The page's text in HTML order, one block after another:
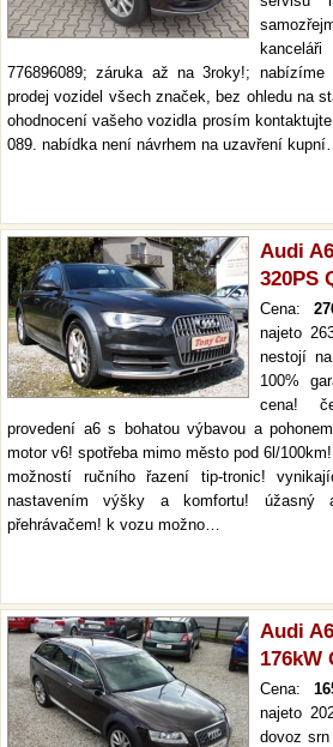
776896089; záruka až na 3roky!;
prodej vozidel všech značek, bez ohledu na
ohodnocení vašeho vozidla prosím
089. nabídka není návrhem na uzavření
Audi
320PS
Cena:
najeto
nestojí
100%
cena!
provedení a6 s bohatou výbavou a
motor v6! spotřeba mimo město pod 6l/
možností ručního řazení tip-tronic!
nastavením výšky a komfortu! úžasný
přehrávačem! k vozu možno…
Audi
176kW
Cena:
najeto
dovoz